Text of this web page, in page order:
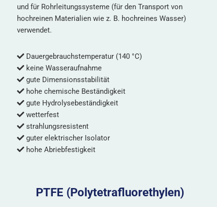
und für Rohrleitungssysteme (für den Transport von
hochreinen Materialien wie z. B. hochreines Wasser)
verwendet.
Dauergebrauchstemperatur (140 °C)
keine Wasseraufnahme
gute Dimensionsstabilität
hohe chemische Beständigkeit
gute Hydrolysebeständigkeit
wetterfest
strahlungsresistent
guter elektrischer Isolator
hohe Abriebfestigkeit
PTFE (Polytetrafluorethylen)